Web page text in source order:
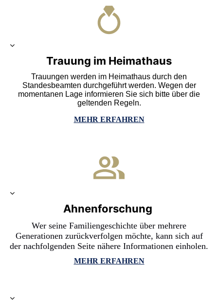
Trauung im Heimathaus
Trauungen werden im Heimathaus durch den
Standesbeamten durchgeführt werden. Wegen der
momentanen Lage informieren Sie sich bitte über die
geltenden Regeln.
MEHR ERFAHREN
Ahnenforschung
Wer seine Familiengeschichte über mehrere
Generationen zurückverfolgen möchte, kann sich auf
der nachfolgenden Seite nähere Informationen einholen.
MEHR ERFAHREN